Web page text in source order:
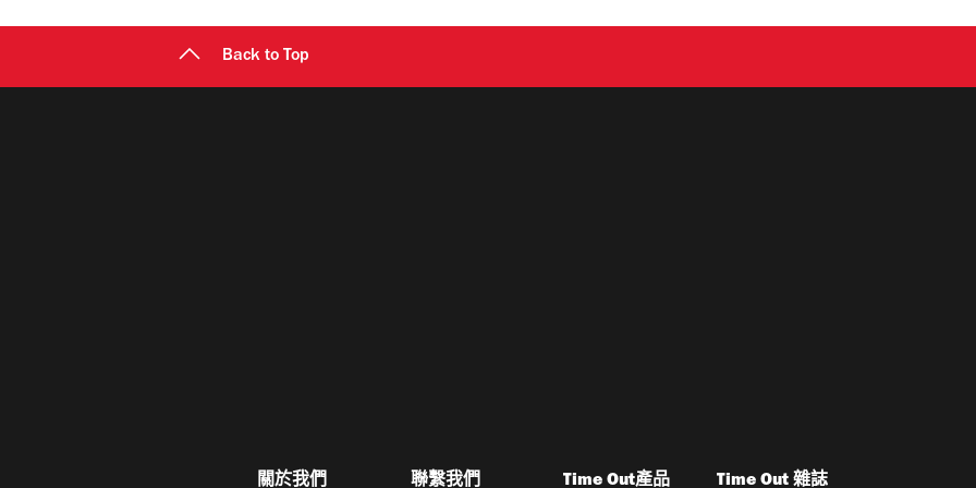
Back to Top
關於我們 聯繫我們 Time Out產品 Time Out 雜誌